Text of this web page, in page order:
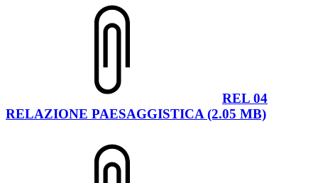
REL 04
RELAZIONE PAESAGGISTICA (2.05 MB)